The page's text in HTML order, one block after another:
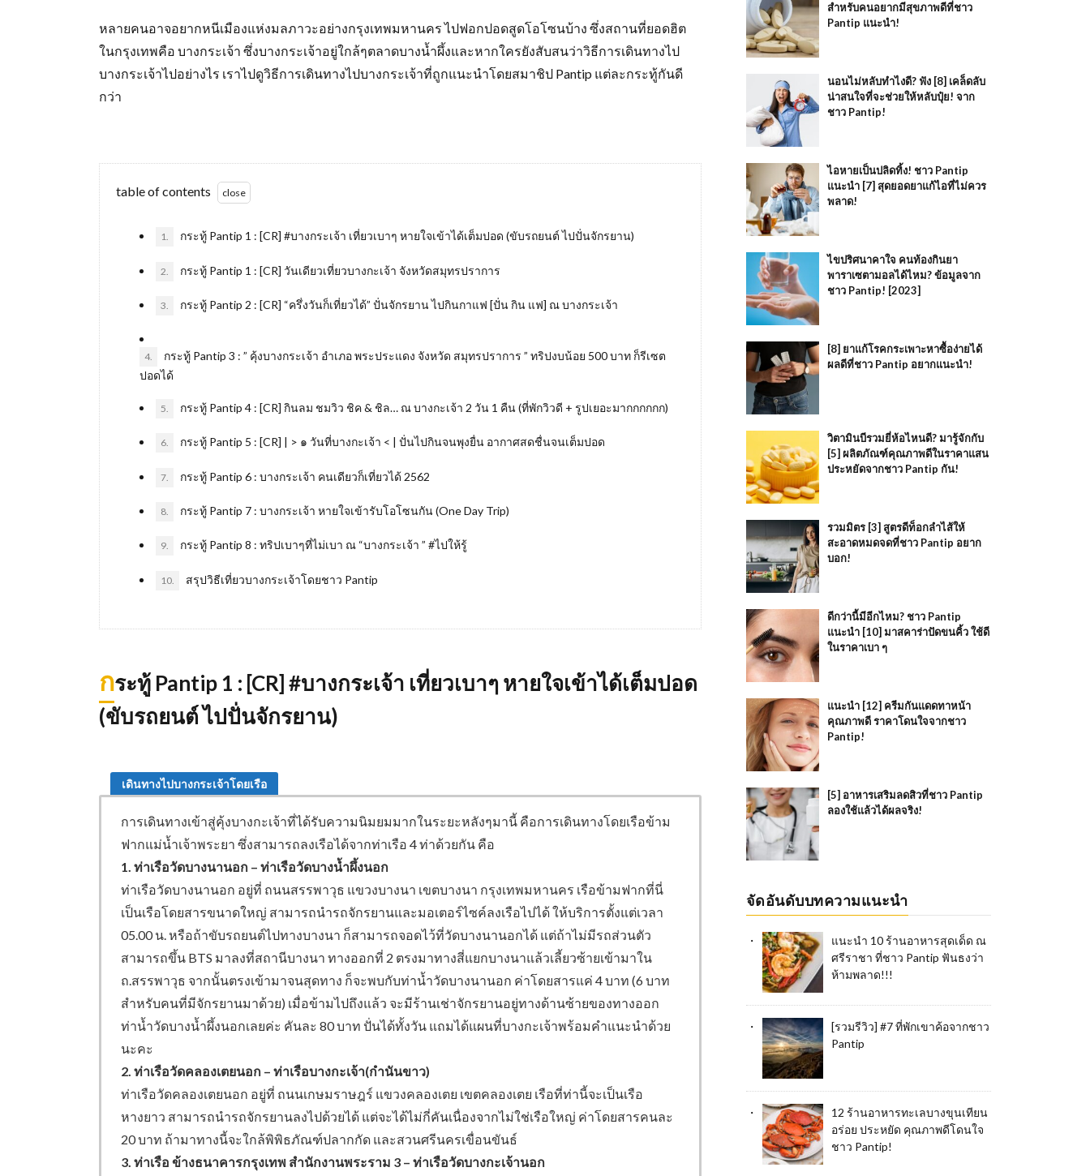
หลายคนอาจอยากหนีเมืองแห่งมลภาวะอย่างกรุงเทพมหานคร ไปฟอกปอดสูดโอโซนบ้าง ซึ่งสถานที่ยอดฮิต
ในกรุงเทพคือ บางกระเจ้า ซึ่งบางกระเจ้าอยู่ใกล้ๆตลาดบางน้ำผึ้งและหากใครยังสับสนว่าวิธีการเดินทางไป
บางกระเจ้าไปอย่างไร เราไปดูวิธีการเดินทางไปบางกระเจ้าที่ถูกแนะนำโดยสมาชิป Pantip แต่ละกระทู้กันดี
กว่า
table of contents
1. กระทู้ Pantip 1 : [CR] #บางกระเจ้า เที่ยวเบาๆ หายใจเข้าได้เต็มปอด (ขับรถยนต์ ไปปั่นจักรยาน)
2. กระทู้ Pantip 1 : [CR] วันเดียวเที่ยวบางกะเจ้า จังหวัดสมุทรปราการ
3. กระทู้ Pantip 2 : [CR] “ครึ่งวันก็เที่ยวได้” ปั่นจักรยาน ไปกินกาแฟ [ปั่น กิน แฟ] ณ บางกระเจ้า
4.
กระทู้ Pantip 3 : ” คุ้งบางกระเจ้า อำเภอ พระประแดง จังหวัด สมุทรปราการ ” ทริปงบน้อย 500 บาท ก็รีเซต
ปอดได้
5. กระทู้ Pantip 4 : [CR] กินลม ชมวิว ชิค & ชิล… ณ บางกะเจ้า 2 วัน 1 คืน (ที่พักวิวดี + รูปเยอะมากกกกกก)
6. กระทู้ Pantip 5 : [CR] | > ๑ วันที่บางกะเจ้า < | ปั่นไปกินจนพุงยื่น อากาศสดชื่นจนเต็มปอด
7. กระทู้ Pantip 6 : บางกระเจ้า คนเดียวก็เที่ยวได้ 2562
8. กระทู้ Pantip 7 : บางกระเจ้า หายใจเข้ารับโอโซนกัน (One Day Trip)
9. กระทู้ Pantip 8 : ทริปเบาๆที่ไม่เบา ณ “บางกระเจ้า ” #ไปให้รู้
10. สรุปวิธีเที่ยวบางกระเจ้าโดยชาว Pantip
กระทู้ Pantip 1 : [CR] #บางกระเจ้า เที่ยวเบาๆ หายใจเข้าได้เต็มปอด
(ขับรถยนต์ ไปปั่นจักรยาน)
เดินทางไปบางกระเจ้าโดยเรือ
การเดินทางเข้าสู่คุ้งบางกะเจ้าที่ได้รับความนิมยมมากในระยะหลังๆมานี้ คือการเดินทางโดยเรือข้าม
ฟากแม่น้ำเจ้าพระยา ซึ่งสามารถลงเรือได้จากท่าเรือ 4 ท่าด้วยกัน คือ
1. ท่าเรือวัดบางนานอก – ท่าเรือวัดบางน้ำผึ้งนอก
ท่าเรือวัดบางนานอก อยู่ที่ ถนนสรรพาวุธ แขวงบางนา เขตบางนา กรุงเทพมหานคร เรือข้ามฟากที่นี่
เป็นเรือโดยสารขนาดใหญ่ สามารถนำรถจักรยานและมอเตอร์ไซค์ลงเรือไปได้ ให้บริการตั้งแต่เวลา
05.00 น. หรือถ้าขับรถยนต์ไปทางบางนา ก็สามารถจอดไว้ที่วัดบางนานอกได้ แต่ถ้าไม่มีรถส่วนตัว
สามารถขึ้น BTS มาลงที่สถานีบางนา ทางออกที่ 2 ตรงมาทางสี่แยกบางนาแล้วเลี้ยวซ้ายเข้ามาใน
ถ.สรรพาวุธ จากนั้นตรงเข้ามาจนสุดทาง ก็จะพบกับท่าน้ำวัดบางนานอก ค่าโดยสารแค่ 4 บาท (6 บาท
สำหรับคนที่มีจักรยานมาด้วย) เมื่อข้ามไปถึงแล้ว จะมีร้านเช่าจักรยานอยู่ทางด้านซ้ายของทางออก
ท่าน้ำวัดบางน้ำผึ้งนอกเลยค่ะ คันละ 80 บาท ปั่นได้ทั้งวัน แถมได้แผนที่บางกะเจ้าพร้อมคำแนะนำด้วย
นะคะ
2. ท่าเรือวัดคลองเตยนอก – ท่าเรือบางกะเจ้า(กำนันขาว)
ท่าเรือวัดคลองเตยนอก อยู่ที่ ถนนเกษมราษฎร์ แขวงคลองเตย เขตคลองเตย เรือที่ท่านี้จะเป็นเรือ
หางยาว สามารถนำรถจักรยานลงไปด้วยได้ แต่จะได้ไม่กี่คันเนื่องจากไม่ใช่เรือใหญ่ ค่าโดยสารคนละ
20 บาท ถ้ามาทางนี้จะใกล้พิพิธภัณฑ์ปลากกัด และสวนศรีนครเขื่อนขันธ์
3. ท่าเรือ ข้างธนาคารกรุงเทพ สำนักงานพระราม 3 – ท่าเรือวัดบางกะเจ้านอก
สำหรับคนอยากมีสุขภาพดีที่ชาว
Pantip แนะนำ!
นอนไม่หลับทำไงดี? ฟัง [8] เคล็ดลับ
น่าสนใจที่จะช่วยให้หลับปุ๋ย! จาก
ชาว Pantip!
ไอหายเป็นปลิดทิ้ง! ชาว Pantip
แนะนำ [7] สุดยอดยาแก้ไอที่ไม่ควร
พลาด!
ไขปริศนาคาใจ คนท้องกินยา
พาราเซตามอลได้ไหม? ข้อมูลจาก
ชาว Pantip! [2023]
[8] ยาแก้โรคกระเพาะหาซื้อง่ายได้
ผลดีที่ชาว Pantip อยากแนะนำ!
วิตามินบีรวมยี่ห้อไหนดี? มารู้จักกับ
[5] ผลิตภัณฑ์คุณภาพดีในราคาแสน
ประหยัดจากชาว Pantip กัน!
รวมมิตร [3] สูตรดีท็อกลำไส้ให้
สะอาดหมดจดที่ชาว Pantip อยาก
บอก!
ดีกว่านี้มีอีกไหม? ชาว Pantip
แนะนำ [10] มาสคาร่าปัดขนคิ้ว ใช้ดี
ในราคาเบา ๆ
แนะนำ [12] ครีมกันแดดทาหน้า
คุณภาพดี ราคาโดนใจจากชาว
Pantip!
[5] อาหารเสริมลดสิวที่ชาว Pantip
ลองใช้แล้วได้ผลจริง!
จัดอันดับบทความแนะนำ
แนะนำ 10 ร้านอาหารสุดเด็ด ณ
ศรีราชา ที่ชาว Pantip ฟันธงว่า
ห้ามพลาด!!!
[รวมรีวิว] #7 ที่พักเขาค้อจากชาว
Pantip
12 ร้านอาหารทะเลบางขุนเทียน
อร่อย ประหยัด คุณภาพดีโดนใจ
ชาว Pantip!